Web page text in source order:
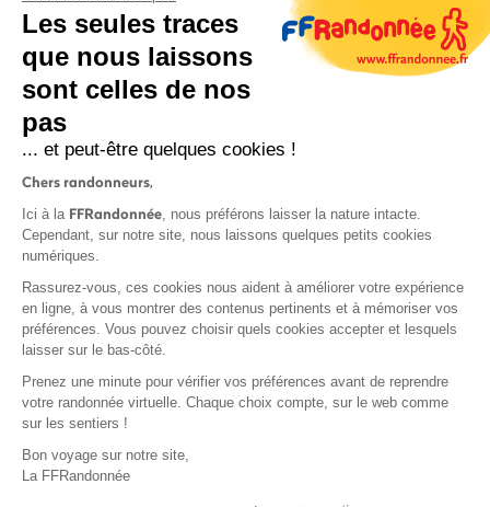
Protection des données
Politique de confidentialité
Les seules traces
que nous laissons
sont celles de nos
pas
... et peut-être quelques cookies !
Chers randonneurs,
Ici à la FFRandonnée, nous préférons laisser la nature intacte.
Cependant, sur notre site, nous laissons quelques petits cookies
numériques.
Rassurez-vous, ces cookies nous aident à améliorer votre expérience
en ligne, à vous montrer des contenus pertinents et à mémoriser vos
préférences. Vous pouvez choisir quels cookies accepter et lesquels
laisser sur le bas-côté.
Prenez une minute pour vérifier vos préférences avant de reprendre
votre randonnée virtuelle. Chaque choix compte, sur le web comme
sur les sentiers !
Bon voyage sur notre site,
La FFRandonnée